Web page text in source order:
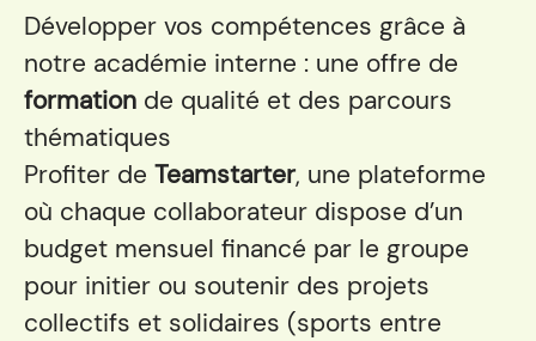
Développer vos compétences grâce à
notre académie interne : une offre de
formation de qualité et des parcours
thématiques
Profiter de Teamstarter, une plateforme
où chaque collaborateur dispose d’un
budget mensuel financé par le groupe
pour initier ou soutenir des projets
collectifs et solidaires (sports entre